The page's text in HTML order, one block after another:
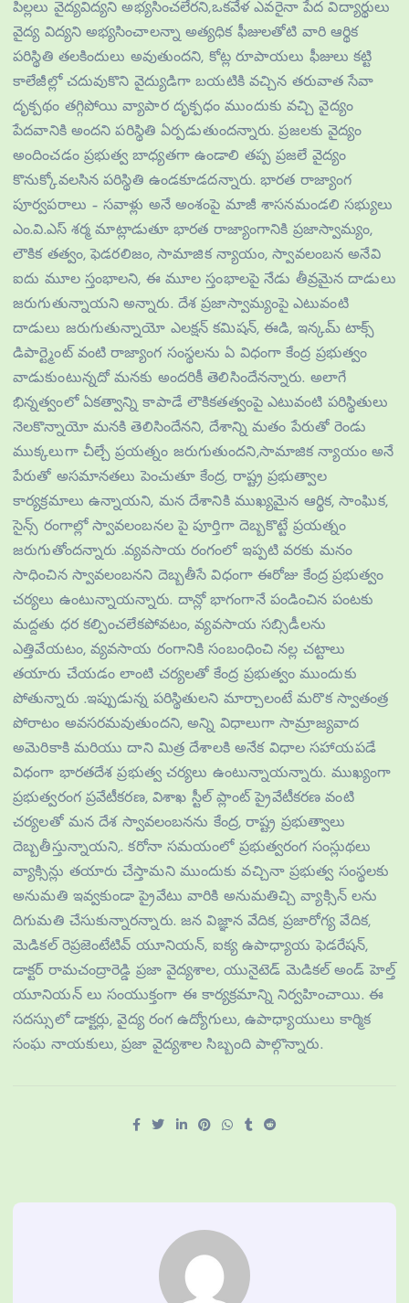
పిల్లలు వైద్యవిద్యని అభ్యసించలేరని,ఒకవేళ ఎవరైనా పేద విద్యార్థులు
వైద్య విద్యని అభ్యసించాలన్నా అత్యధిక ఫీజులతోటి వారి ఆర్థిక
పరిస్థితి తలకిందులు అవుతుందని, కోట్ల రూపాయలు ఫీజులు కట్టి
కాలేజీల్లో చదువుకొని వైద్యుడిగా బయటికి వచ్చిన తరువాత సేవా
దృక్పథం తగ్గిపోయి వ్యాపార దృక్పధం ముందుకు వచ్చి వైద్యం
పేదవానికి అందని పరిస్థితి ఏర్పడుతుందన్నారు. ప్రజలకు వైద్యం
అందించడం ప్రభుత్వ బాధ్యతగా ఉండాలి తప్ప ప్రజలే వైద్యం
కొనుక్కోవలసిన పరిస్థితి ఉండకూడదన్నారు. భారత రాజ్యాంగ
పూర్వపరాలు – సవాళ్లు అనే అంశంపై మాజీ శాసనమండలి సభ్యులు
ఎం.వి.ఎస్ శర్మ మాట్లాడుతూ భారత రాజ్యాంగానికి ప్రజాస్వామ్యం,
లౌకిక తత్వం, ఫెడరలిజం, సామాజిక న్యాయం, స్వావలంబన అనేవి
ఐదు మూల స్తంభాలని, ఈ మూల స్తంభాలపై నేడు తీవ్రమైన దాడులు
జరుగుతున్నాయని అన్నారు. దేశ ప్రజాస్వామ్యంపై ఎటువంటి
దాడులు జరుగుతున్నాయో ఎలక్షన్ కమిషన్, ఈడి, ఇన్కమ్ టాక్స్
డిపార్ట్మెంట్ వంటి రాజ్యాంగ సంస్థలను ఏ విధంగా కేంద్ర ప్రభుత్వం
వాడుకుంటున్నదో మనకు అందరికీ తెలిసిందేనన్నారు. అలాగే
భిన్నత్వంలో ఏకత్వాన్ని కాపాడే లౌకికతత్వంపై ఎటువంటి పరిస్థితులు
నెలకొన్నాయో మనకి తెలిసిందేనని, దేశాన్ని మతం పేరుతో రెండు
ముక్కలుగా చీల్చే ప్రయత్నం జరుగుతుందని,సామాజిక న్యాయం అనే
పేరుతో అసమానతలు పెంచుతూ కేంద్ర, రాష్ట్ర ప్రభుత్వాల
కార్యక్రమాలు ఉన్నాయని, మన దేశానికి ముఖ్యమైన ఆర్థిక, సాంఘిక,
సైన్స్ రంగాల్లో స్వావలంబనల పై పూర్తిగా దెబ్బకొట్టే ప్రయత్నం
జరుగుతోందన్నారు .వ్యవసాయ రంగంలో ఇప్పటి వరకు మనం
సాధించిన స్వావలంబనని దెబ్బతీసే విధంగా ఈరోజు కేంద్ర ప్రభుత్వం
చర్యలు ఉంటున్నాయన్నారు. దాన్లో భాగంగానే పండించిన పంటకు
మద్దతు ధర కల్పించలేకపోవటం, వ్యవసాయ సబ్సిడీలను
ఎత్తివేయటం, వ్యవసాయ రంగానికి సంబంధించి నల్ల చట్టాలు
తయారు చేయడం లాంటి చర్యలతో కేంద్ర ప్రభుత్వం ముందుకు
పోతున్నారు .ఇప్పుడున్న పరిస్థితులని మార్చాలంటే మరొక స్వాతంత్ర
పోరాటం అవసరమవుతుందని, అన్ని విధాలుగా సామ్రాజ్యవాద
అమెరికాకి మరియు దాని మిత్ర దేశాలకి అనేక విధాల సహాయపడే
విధంగా భారతదేశ ప్రభుత్వ చర్యలు ఉంటున్నాయన్నారు. ముఖ్యంగా
ప్రభుత్వరంగ ప్రవేటీకరణ, విశాఖ స్టీల్ ప్లాంట్ ప్రైవేటీకరణ వంటి
చర్యలతో మన దేశ స్వావలంబనను కేంద్ర, రాష్ట్ర ప్రభుత్వాలు
దెబ్బతీస్తున్నాయని,. కరోనా సమయంలో ప్రభుత్వరంగ సంస్లుథలు
వ్యాక్సిన్లు తయారు చేస్తామని ముందుకు వచ్చినా ప్రభుత్వ సంస్థలకు
అనుమతి ఇవ్వకుండా ప్రైవేటు వారికి అనుమతిచ్చి వ్యాక్సిన్ లను
దిగుమతి చేసుకున్నారన్నారు. జన విజ్ఞాన వేదిక, ప్రజారోగ్య వేదిక,
మెడికల్ రెప్రజెంటేటివ్ యూనియన్, ఐక్య ఉపాధ్యాయ ఫెడరేషన్,
డాక్టర్ రామచంద్రారెడ్డి ప్రజా వైద్యశాల, యునైటెడ్ మెడికల్ అండ్ హెల్త్
యూనియన్ లు సంయుక్తంగా ఈ కార్యక్రమాన్ని నిర్వహించాయి. ఈ
సదస్సులో డాక్టర్లు, వైద్య రంగ ఉద్యోగులు, ఉపాధ్యాయులు కార్మిక
సంఘ నాయకులు, ప్రజా వైద్యశాల సిబ్బంది పాల్గొన్నారు.